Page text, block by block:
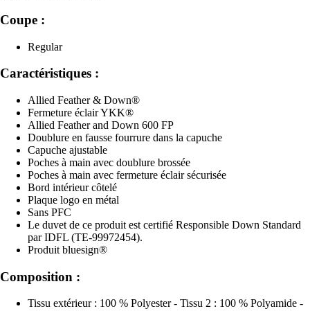
Coupe :
Regular
Caractéristiques :
Allied Feather & Down®
Fermeture éclair YKK®
Allied Feather and Down 600 FP
Doublure en fausse fourrure dans la capuche
Capuche ajustable
Poches à main avec doublure brossée
Poches à main avec fermeture éclair sécurisée
Bord intérieur côtelé
Plaque logo en métal
Sans PFC
Le duvet de ce produit est certifié Responsible Down Standard
par IDFL (TE-99972454).
Produit bluesign®
Composition :
Tissu extérieur : 100 % Polyester - Tissu 2 : 100 % Polyamide -